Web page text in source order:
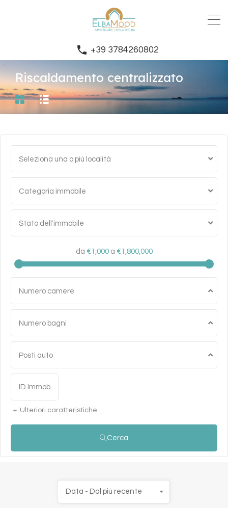
+39 3784260802
Riscaldamento centralizzato
Seleziona una o più località
Categoria immobile
Stato dell'immobile
da €1,000 a €1,800,000
Numero camere
Numero bagni
Posti auto
Ulteriori caratteristiche
Cerca
Data - Dal più recente